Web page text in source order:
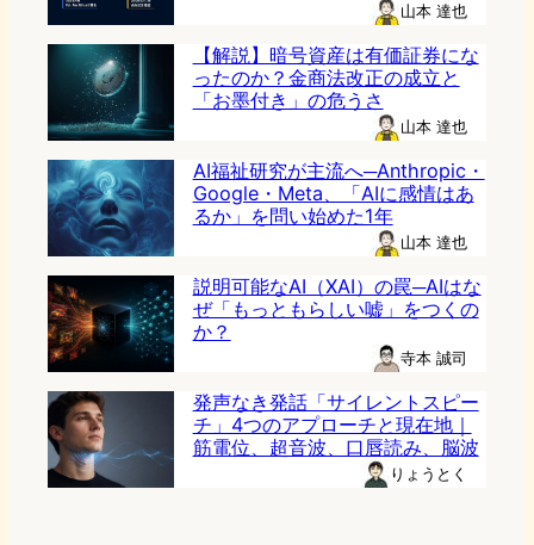
山本 達也
【解説】暗号資産は有価証券にな
ったのか？金商法改正の成立と
「お墨付き」の危うさ
山本 達也
AI福祉研究が主流へ─Anthropic・
Google・Meta、「AIに感情はあ
るか」を問い始めた1年
山本 達也
説明可能なAI（XAI）の罠─AIはな
ぜ「もっともらしい嘘」をつくの
か？
寺本 誠司
発声なき発話「サイレントスピー
チ」4つのアプローチと現在地｜
筋電位、超音波、口唇読み、脳波
りょうとく